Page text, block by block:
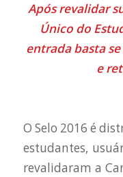
Após revalidar
Único do
entrada basta
e
O Selo 2016 é
estudantes,
revalidaram a